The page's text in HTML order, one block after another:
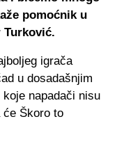
pomoćnik u
igrača
u dosadašnjim
napadači nisu
će Škoro to